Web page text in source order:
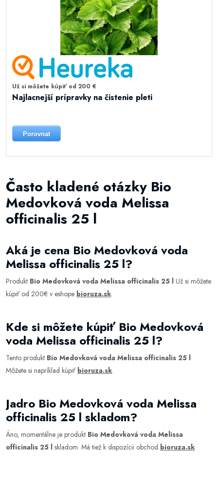
Už si môžete kúpiť od 200 €
Najlacnejší prípravky na čistenie pleti
Porovnat
Často kladené otázky Bio
Medovková voda Melissa
officinalis 25 l
Aká je cena Bio Medovková voda
Melissa officinalis 25 l?
Produkt Bio Medovková voda Melissa officinalis 25 l Už si môžete
kúpiť od 200€ v eshope bioruza.sk.
Kde si môžete kúpiť Bio Medovková
voda Melissa officinalis 25 l?
Tento produkt Bio Medovková voda Melissa officinalis 25 l
Môžete si napríklad kúpiť bioruza.sk.
Jadro Bio Medovková voda Melissa
officinalis 25 l skladom?
Áno, momentálne je produkt Bio Medovková voda Melissa
officinalis 25 l skladom. Má tiež k dispozícii obchod bioruza.sk.